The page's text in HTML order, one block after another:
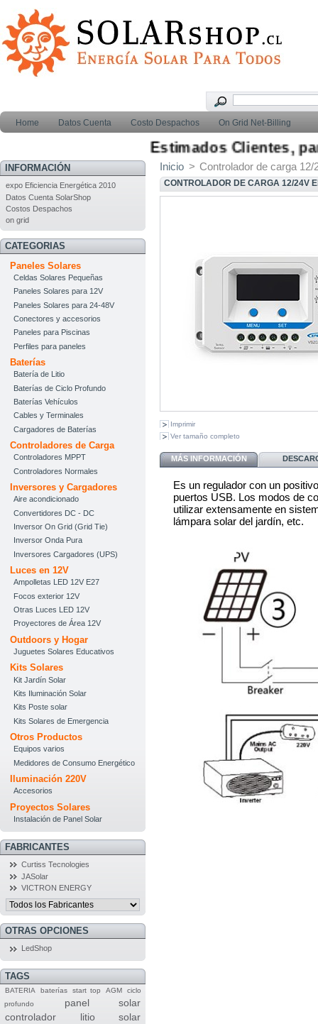
Home Datos Cuenta Costo Despachos On Grid Net-Billing
Estimados Clientes,
INFORMACIÓN
expo Eficiencia Energética 2010
Datos Cuenta SolarShop
Costos Despachos
on grid
CATEGORIAS
Paneles Solares
Celdas Solares Pequeñas
Paneles Solares para 12V
Paneles Solares para 24-48V
Conectores y accesorios
Paneles para Piscinas
Perfiles para paneles
Baterías
Batería de Litio
Baterías de Ciclo Profundo
Baterías Vehículos
Cables y Terminales
Cargadores de Baterías
Controladores de Carga
Controladores MPPT
Controladores Normales
Inversores y Cargadores
Aire acondicionado
Convertidores DC - DC
Inversor On Grid (Grid Tie)
Inversor Onda Pura
Inversores Cargadores (UPS)
Luces en 12V
Ampolletas LED 12V E27
Focos exterior 12V
Otras Luces LED 12V
Proyectores de Área 12V
Outdoors y Hogar
Juguetes Solares Educativos
Kits Solares
Kit Jardín Solar
Kits Iluminación Solar
Kits Poste solar
Kits Solares de Emergencia
Otros Productos
Equipos varios
Medidores de Consumo Energético
Iluminación 220V
Accesorios
Proyectos Solares
Instalación de Panel Solar
FABRICANTES
Curtiss Tecnologies
JASolar
VICTRON ENERGY
OTRAS OPCIONES
LedShop
TAGS
BATERIA baterías start top AGM
ciclo
profundo
panel solar
controlador
litio
solar
Inicio > Controlador de carga
CONTROLADOR DE CARGA 12/24V
Imprimir
Ver tamaño completo
MÁS INFORMACIÓN
Es un regulador con un
puertos USB. Los modos de
utilizar extensamente en
lámpara solar del jardín, etc.